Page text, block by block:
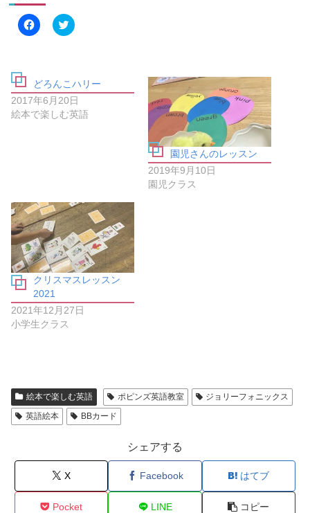
F
a
k
で
共
有
す
て
く
だ
さ
い
(
新
し
い
ウ
ィ
ン
ド
ウ
で
ク
リ
w
i
t
t
e
ウ
ィ
ン
ド
ウ
で
開
き
ま
す
どろんこハリー
2017年6月20日
絵本で楽しむ英語
園児さんのレッスン
2019年9月10日
園児クラス
クリスマスレッスン
2021
2021年12月27日
小学生クラス
絵本で楽しむ英語 ポピンズ英語教室
ジョリーフォニックス
英語絵本
BBカード
シェアする
X Facebook はてブ
Pocket LINE コピー